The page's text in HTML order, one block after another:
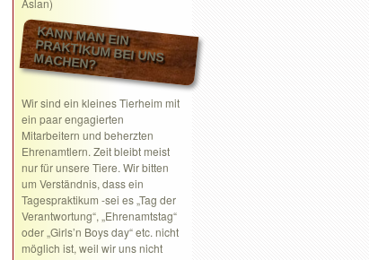
Aslan)
KANN MAN EIN
PRAKTIKUM BEI UNS MACHEN?
Wir sind ein kleines Tierheim mit
ein paar engagierten
Mitarbeitern und beherzten
Ehrenamtlern. Zeit bleibt meist
nur für unsere Tiere. Wir bitten
um Verständnis, dass ein
Tagespraktikum -sei es „Tag der
Verantwortung“, „Ehrenamtstag“
oder „Girls’n Boys day“ etc. nicht
möglich ist, weil wir uns nicht